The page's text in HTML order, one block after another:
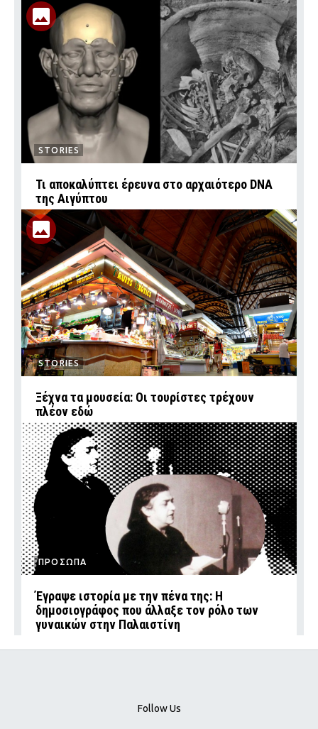
STORIES
Τι αποκαλύπτει έρευνα στο αρχαιότερο DNA
της Αιγύπτου
STORIES
Ξέχνα τα μουσεία: Οι τουρίστες τρέχουν
πλέον εδώ
ΠΡΟΣΩΠΑ
Έγραψε ιστορία με την πένα της: Η
δημοσιογράφος που άλλαξε τον ρόλο των
γυναικών στην Παλαιστίνη
Follow Us